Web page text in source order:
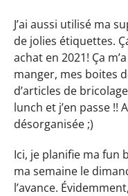
J’ai aussi utilisé ma
de jolies étiquettes.
achat en 2021! Ça
manger, mes boites
d’articles de
lunch et j’en passe !!
désorganisée ;)
Ici, je planifie ma fun
ma semaine le
l’avance.